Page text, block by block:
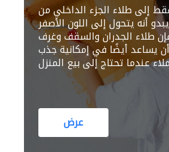
إلى طلاء الجزء الداخلي من
أنه يتحول إلى اللون الأصفر
طلاء الجدران والسقف وغرف
يساعد أيضًا في إمكانية جذب
عرض